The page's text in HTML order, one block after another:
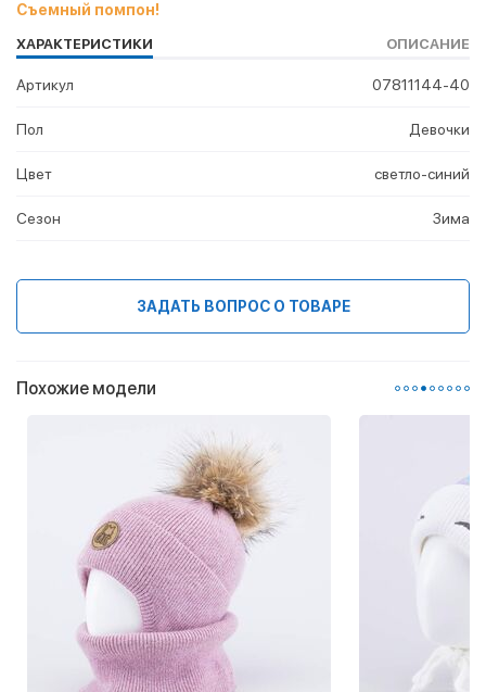
Съемный помпон!
ХАРАКТЕРИСТИКИ ОПИСАНИЕ
Артикул 07811144-40
Пол Девочки
Цвет светло-синий
Сезон Зима
ЗАДАТЬ ВОПРОС О ТОВАРЕ
Похожие модели